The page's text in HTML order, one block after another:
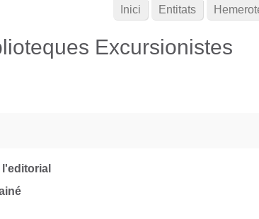
Excursionistes
Inici Entitats